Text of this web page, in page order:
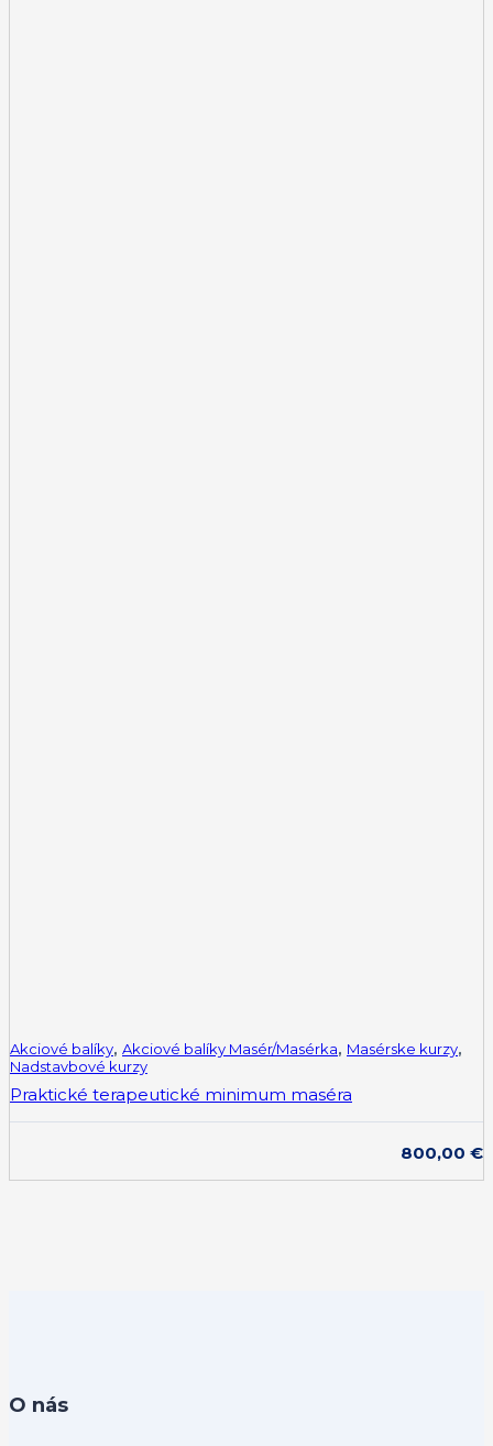
Akciové balíky, Akciové balíky Masér/Masérka, Masérske kurzy,
Nadstavbové kurzy
Praktické terapeutické minimum maséra
800,00 €
O nás